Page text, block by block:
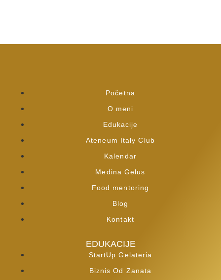
Početna
O meni
Edukacije
Ateneum Italy Club
Kalendar
Medina Gelus
Food mentoring
Blog
Kontakt
EDUKACIJE
StartUp Gelateria
Biznis Od Zanata